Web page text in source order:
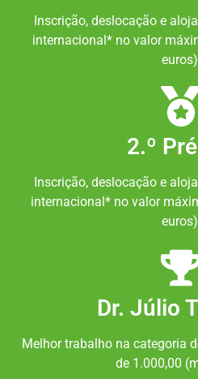
Inscrição, deslocação e
internacional* no valor
2.º
Inscrição, deslocação e
internacional* no valor
Dr. Júlio
Melhor trabalho na categoria
de 1.000,00